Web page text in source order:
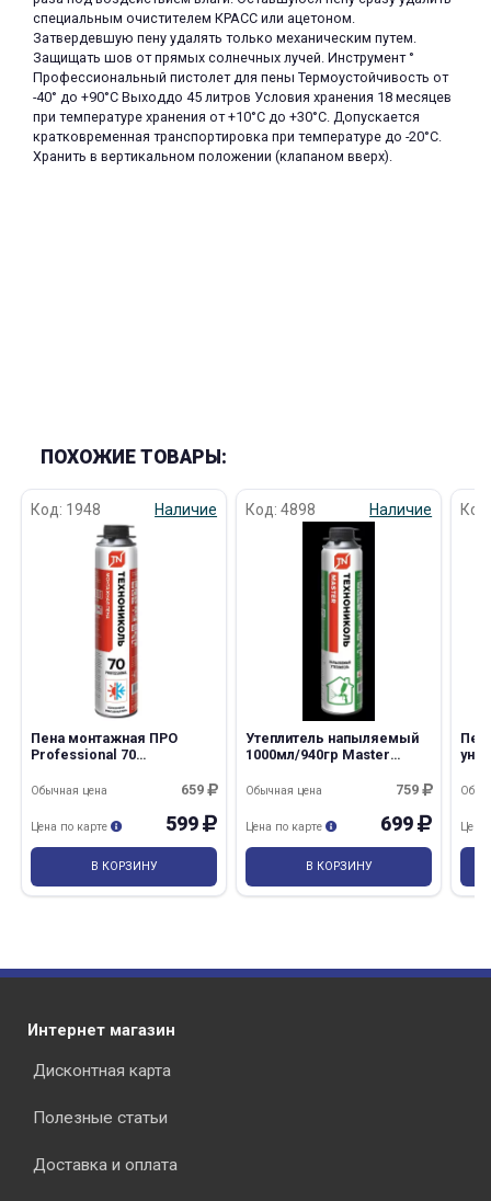
специальным очистителем КРАСС или ацетоном.
Затвердевшую пену удалять только механическим путем.
Защищать шов от прямых солнечных лучей. Инструмент °
Профессиональный пистолет для пены Термоустойчивость от
-40° до +90°С Выходдо 45 литров Условия хранения 18 месяцев
при температуре хранения от +10°C до +30°C. Допускается
кратковременная транспортировка при температуре до -20°С.
Хранить в вертикальном положении (клапаном вверх).
ПОХОЖИЕ ТОВАРЫ:
Код: 1948 Наличие
Пена монтажная ПРО
Professional 70
1000мл/885гр
659
Обычная цена
599
Цена по карте
В КОРЗИНУ
Код: 4898 Наличие
Утеплитель напыляемый
1000мл/940гр Master
759
Обычная цена
699
Цена по карте
В КОРЗИНУ
Цена
Интернет магазин
Дисконтная карта
Полезные статьи
Доставка и оплата